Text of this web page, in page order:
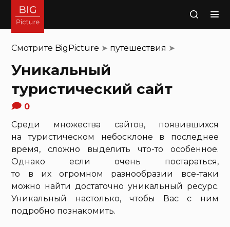
Поиск
Смотрите BigPicture ➤ путешествия ➤
Уникальный
туристический сайт
0
Среди множества сайтов, появившихся
на туристическом небосклоне в последнее
время, сложно выделить что-то особенное.
Однако если очень постараться,
то в их огромном разнообразии все-таки
можно найти достаточно уникальный ресурс.
Уникальный настолько, чтобы Вас с ним
подробно познакомить.